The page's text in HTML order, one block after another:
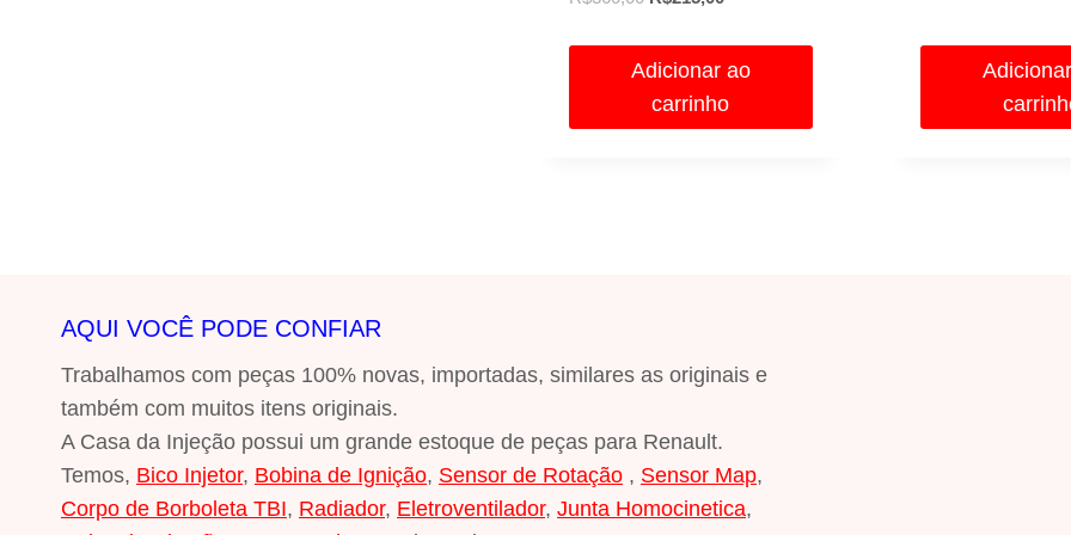
era:
R$360,00.
é:
R$215,00.
Adicionar ao
carrinho
AQUI VOCÊ PODE CONFIAR
Trabalhamos com peças 100% novas, importadas, similares as originais e
também com muitos itens originais.
A Casa da Injeção possui um grande estoque de peças para Renault.
Temos, Bico Injetor, Bobina de Ignição, Sensor de Rotação , Sensor Map,
Corpo de Borboleta TBI, Radiador, Eletroventilador, Junta Homocinetica,